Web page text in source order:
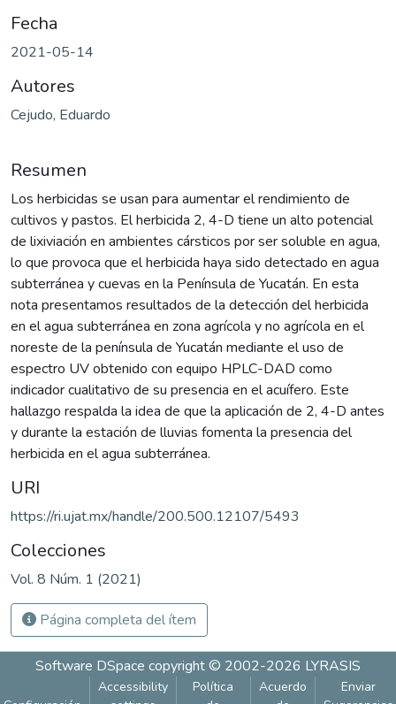
Fecha
2021-05-14
Autores
Cejudo, Eduardo
Resumen
Los herbicidas se usan para aumentar el rendimiento de
cultivos y pastos. El herbicida 2, 4-D tiene un alto potencial
de lixiviación en ambientes cársticos por ser soluble en agua,
lo que provoca que el herbicida haya sido detectado en agua
subterránea y cuevas en la Península de Yucatán. En esta
nota presentamos resultados de la detección del herbicida
en el agua subterránea en zona agrícola y no agrícola en el
noreste de la península de Yucatán mediante el uso de
espectro UV obtenido con equipo HPLC-DAD como
indicador cualitativo de su presencia en el acuífero. Este
hallazgo respalda la idea de que la aplicación de 2, 4-D antes
y durante la estación de lluvias fomenta la presencia del
herbicida en el agua subterránea.
URI
https://ri.ujat.mx/handle/200.500.12107/5493
Colecciones
Vol. 8 Núm. 1 (2021)
Página completa del ítem
Software DSpace copyright © 2002-2026 LYRASIS
Accessibility
Política
Acuerdo
Enviar